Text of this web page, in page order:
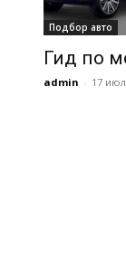
Подбор авто
Гид по
admin - 17